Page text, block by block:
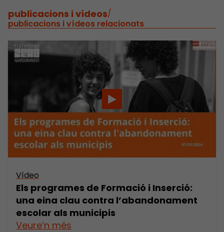
publicacions i vídeos/
publicacions i vídeos relacionats
Vídeo
Els programes de Formació i Inserció:
una eina clau contra l’abandonament
escolar als municipis
Veure’n més